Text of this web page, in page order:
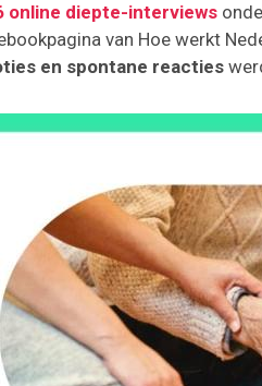
online diepte-interviews
van Hoe werkt
en spontane reacties